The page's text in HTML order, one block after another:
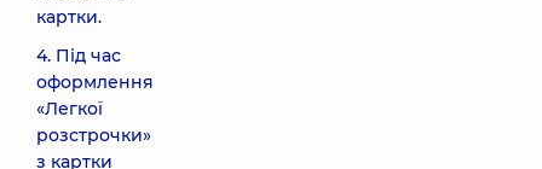
картки.
4. Під час
оформлення
«Легкої
розстрочки»
з картки